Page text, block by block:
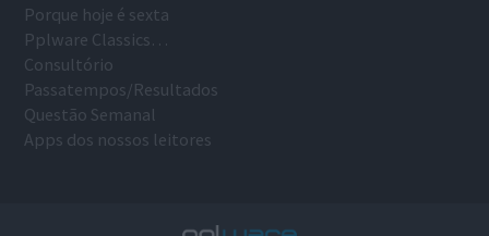
Porque hoje é sexta
Pplware Classics…
Consultório
Passatempos/Resultados
Questão Semanal
Apps dos nossos leitores